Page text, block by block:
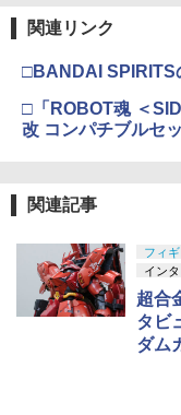
関連リンク
□BANDAI SPIRITS
□「ROBOT魂 ＜
改 コンパチブルセ
関連記事
フィ
イン
超合
タビ
ダム